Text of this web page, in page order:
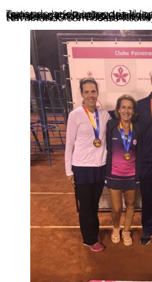
Tratando-se de categoria 1ª (primeira) classe, com tenistas do feminino de alto nível, esta etapa do Campeonato Paulista Interclubes de Tênis, teve a participação de atletas dos clubes Helvetia, Juventus, Pinheiros e do nosso